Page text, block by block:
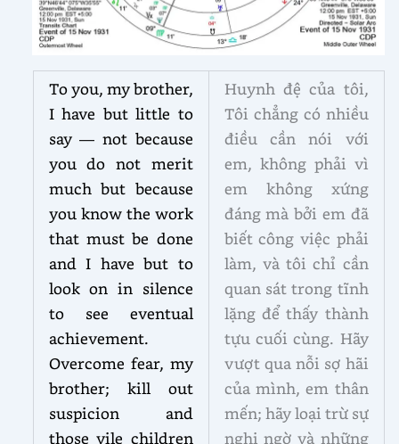
To you, my brother,
I have but little to
say — not because
you do not merit
much but because
you know the work
that must be done
and I have but to
look on in silence
to see eventual
achievement.
Overcome fear, my
brother; kill out
suspicion and
those vile children
Huynh đệ của tôi,
Tôi chẳng có nhiều
điều cần nói với
em, không phải vì
em không xứng
đáng mà bởi em đã
biết công việc phải
làm, và tôi chỉ cần
quan sát trong tĩnh
lặng để thấy thành
tựu cuối cùng. Hãy
vượt qua nỗi sợ hãi
của mình, em thân
mến; hãy loại trừ sự
nghi ngờ và những